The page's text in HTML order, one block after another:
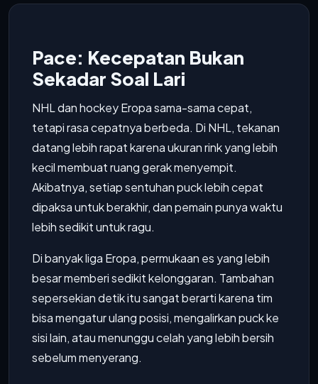
Pace: Kecepatan Bukan
Sekadar Soal Lari
NHL dan hockey Eropa sama-sama cepat,
tetapi rasa cepatnya berbeda. Di NHL, tekanan
datang lebih rapat karena ukuran rink yang lebih
kecil membuat ruang gerak menyempit.
Akibatnya, setiap sentuhan puck lebih cepat
dipaksa untuk berakhir, dan pemain punya waktu
lebih sedikit untuk ragu.
Di banyak liga Eropa, permukaan es yang lebih
besar memberi sedikit kelonggaran. Tambahan
sepersekian detik itu sangat berarti karena tim
bisa mengatur ulang posisi, mengalirkan puck ke
sisi lain, atau menunggu celah yang lebih bersih
sebelum menyerang.